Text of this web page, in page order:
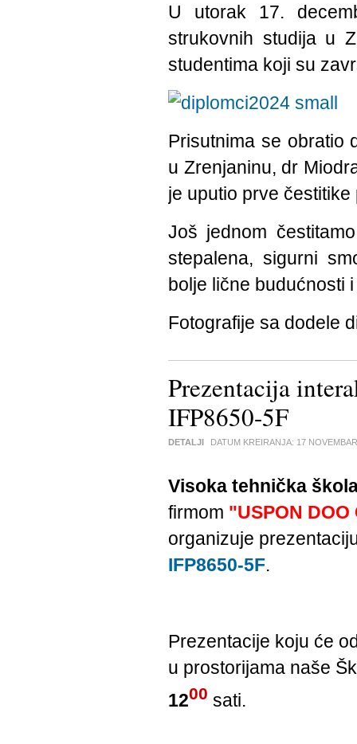
U utorak 17.
strukovnih studija u
studentima koji su
Prisutnima se obratio
u Zrenjaninu, dr
je uputio prve
Još jednom
stepalena, sigurni
bolje lične budućnosti
Fotografije sa dodele
Prezentacija
IFP8650-5F
DETALJI DATUM KREIRANJA: 17
Visoka tehnička
firmom "USPON
organizuje
IFP8650-5F.
Prezentacije koju će
u prostorijama naše
1200 sati.